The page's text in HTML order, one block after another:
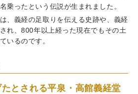
乗ったという伝説が生まれました。
、義経の足取りを伝える史跡や、義経
れ、800年以上経った現在でもその土
いるのです。
とされる平泉・高館義経堂